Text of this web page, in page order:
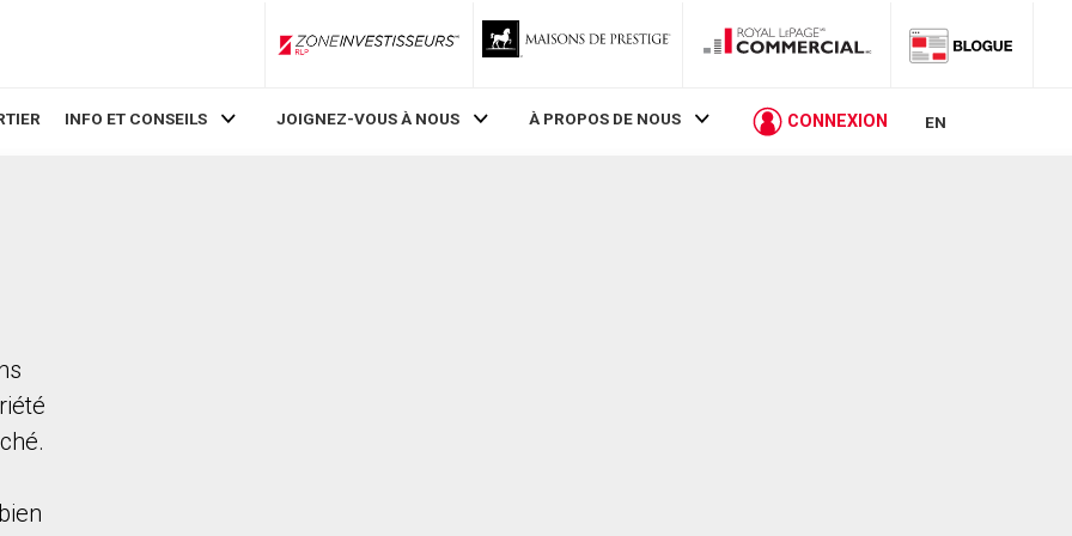
ZoneInvestisseurs RLP
INFO ET CONSEILS JOIGNEZ-VOUS À NOUS À PROPOS DE NOUS CONNEXION EN